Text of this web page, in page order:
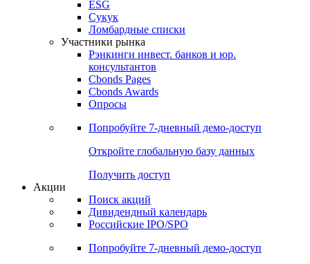
ESG
Сукук
Ломбардные списки
Участники рынка
Рэнкинги инвест. банков и юр.
консультантов
Cbonds Pages
Cbonds Awards
Опросы
Попробуйте 7-дневный демо-доступ
Откройте глобальную базу данных
Получить доступ
Акции
Поиск акций
Дивидендный календарь
Российские IPO/SPO
Попробуйте 7-дневный демо-доступ